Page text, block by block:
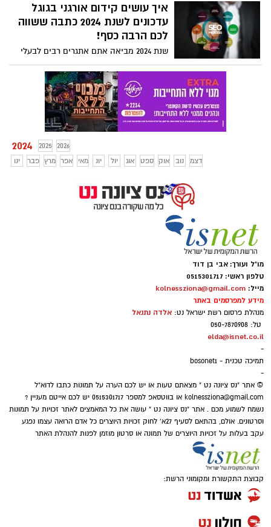
חרבות ברזל: מימון של 108 מיליון יורו בתוכנית
המאיץ של מועצת החדשנות האירופית EIC
Accelerator במסגרת תכנית הורייזן אירופה
איך עושים קידום אורגני בגוגל
עדכונים לשנת 2024 כתבה ששווה
לכם הרבה כסף!
שנת 2024 מביאה אתם אתגרים רבים לבעלי
אתרים ומקדמי אתרים. על מנת ליהנות
מקידום אתרים אורגני נצטרך כולנו לשנס
מותניים, לאמץ כללים חדשים על מנת להגיע
למקום ראשון בגוגל. איך עושים את זה?
מקפידים על תוכן איכותי ומקורי ומצייתים
לכללים הבסיסיים של SEO
2024 2025
2026
ינו
פבר מרץ אפר מאי יונ יול אוג ספט אוק נוב דצמ
מו"ל ועורך: אבי בן דוד
טלפון ראשי: 0515301717
מייל: kolnessziona@gmail.com
מידע למפרסמים באתר
מנהלת פרסום רשת ישראל נט: אלדה נתנאל
טל: 050-7870908
elda@isnet.co.il
-
תמיכה טכנית - bosonet1
-
© אתר "נס ציונה נט " מצאתם טעות או יש לכם הערה על תמונות כתבו לדוא"ל
kolnessziona@gmail.com
או בווטסאפ למספר 0515301717 יש לכם אייטם מעניין ?
נשמח לשמוע מכם . אתר "נס ציונה נט " עושה את כל המאמצים לאתר זכויות על תמונות
וסרטונים. אולם, בהתאם לסעיף 27א' לחוק זכויות היוצרים כל אדם הרואה עצמו נפגע
עקב בעלות על זכויות היוצרים של תמונה או סרטון מוזמן לפנות להנהלת האתר
קבוצת התקשורת ומקומוני הרשת: